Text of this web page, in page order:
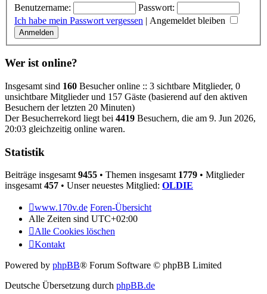
Benutzername:
Passwort:
Ich habe mein Passwort vergessen | Angemeldet bleiben
Wer ist online?
Insgesamt sind 160 Besucher online :: 3 sichtbare Mitglieder, 0
unsichtbare Mitglieder und 157 Gäste (basierend auf den aktiven
Besuchern der letzten 20 Minuten)
Der Besucherrekord liegt bei 4419 Besuchern, die am 9. Jun 2026,
20:03 gleichzeitig online waren.
Statistik
Beiträge insgesamt 9455 • Themen insgesamt 1779 • Mitglieder
insgesamt 457 • Unser neuestes Mitglied: OLDIE
www.170v.de Foren-Übersicht
Alle Zeiten sind UTC+02:00
Alle Cookies löschen
Kontakt
Powered by phpBB® Forum Software © phpBB Limited
Deutsche Übersetzung durch phpBB.de